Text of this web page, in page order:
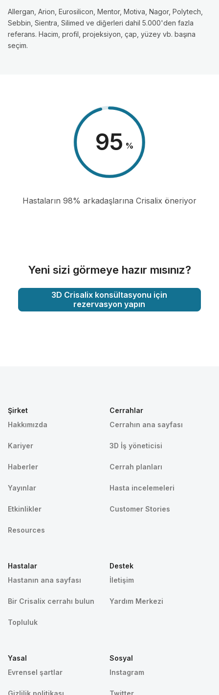
Allergan, Arion, Eurosilicon, Mentor, Motiva, Nagor, Polytech,
Sebbin, Sientra, Silimed ve diğerleri dahil 5.000'den fazla
referans. Hacim, profil, projeksiyon, çap, yüzey vb. başına
seçim.
98 %
Hastaların 98% arkadaşlarına Crisalix öneriyor
Yeni sizi görmeye hazır mısınız?
3D Crisalix konsültasyonu için
rezervasyon yapın
Şirket
Hakkımızda
Kariyer
Haberler
Yayınlar
Etkinlikler
Resources
Cerrahlar
Cerrahın ana sayfası
3D İş yöneticisi
Cerrah planları
Hasta incelemeleri
Customer Stories
Hastalar
Hastanın ana sayfası
Bir Crisalix cerrahı bulun
Topluluk
Destek
İletişim
Yardım Merkezi
Yasal
Evrensel şartlar
Gizlilik politikası
Sosyal
Instagram
Twitter